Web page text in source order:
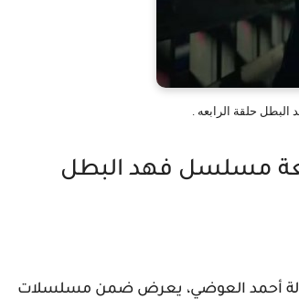
مسلسل فهد البطل
البطل الحلقة 4 مسلسل فهد البطل الحلقة 4 بطولة أحمد العوضي، يعرض ضمن مسلسلات